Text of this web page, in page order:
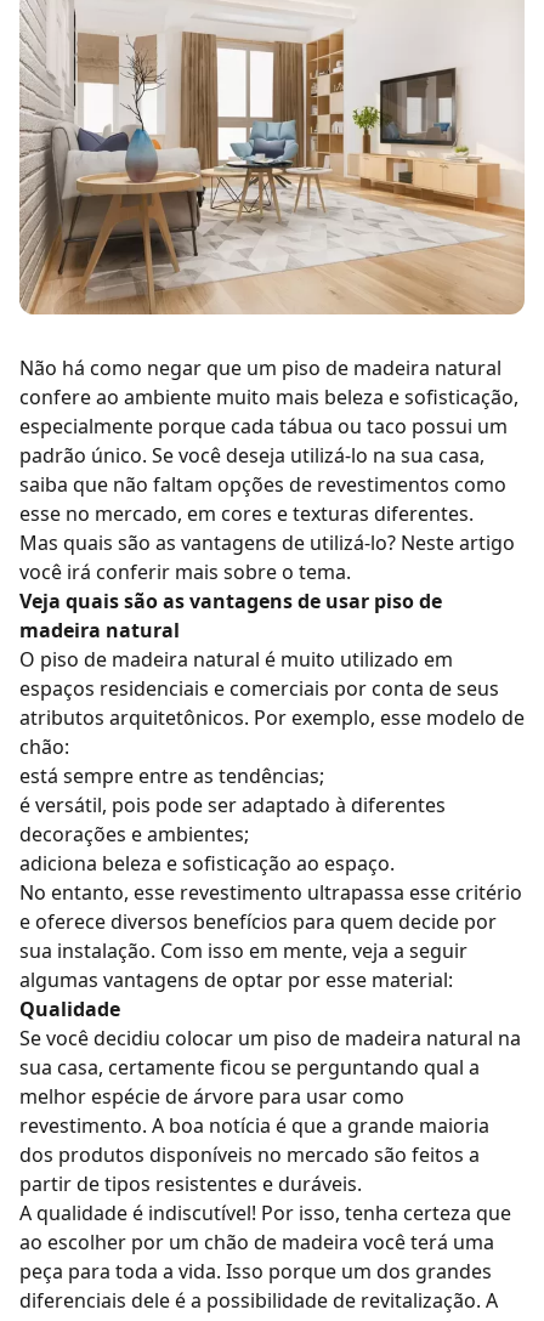
Não há como negar que um piso de madeira natural
confere ao ambiente muito mais beleza e sofisticação,
especialmente porque cada tábua ou taco possui um
padrão único. Se você deseja utilizá-lo na sua casa,
saiba que não faltam opções de revestimentos como
esse no mercado, em cores e texturas diferentes.
Mas quais são as vantagens de utilizá-lo? Neste artigo
você irá conferir mais sobre o tema.
Veja quais são as vantagens de usar piso de
madeira natural
O piso de madeira natural é muito utilizado em
espaços residenciais e comerciais por conta de seus
atributos arquitetônicos. Por exemplo, esse modelo de
chão:
está sempre entre as tendências;
é versátil, pois pode ser adaptado à diferentes
decorações e ambientes;
adiciona beleza e sofisticação ao espaço.
No entanto, esse revestimento ultrapassa esse critério
e oferece diversos benefícios para quem decide por
sua instalação. Com isso em mente, veja a seguir
algumas vantagens de optar por esse material:
Qualidade
Se você decidiu colocar um piso de madeira natural na
sua casa, certamente ficou se perguntando qual a
melhor espécie de árvore para usar como
revestimento. A boa notícia é que a grande maioria
dos produtos disponíveis no mercado são feitos a
partir de tipos resistentes e duráveis.
A qualidade é indiscutível! Por isso, tenha certeza que
ao escolher por um chão de madeira você terá uma
peça para toda a vida. Isso porque um dos grandes
diferenciais dele é a possibilidade de revitalização. A